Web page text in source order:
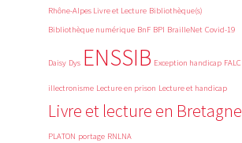
Rhône-Alpes Livre et Lecture Bibliothèque(s)
Bibliothèque numérique BnF BPI BrailleNet Covid-19
Daisy Dys ENSSIB Exception handicap FALC
illectronisme Lecture en prison Lecture et handicap
Livre et lecture en Bretagne
PLATON portage RNLNA